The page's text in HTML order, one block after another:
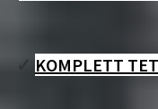
✓ KOMPLETT